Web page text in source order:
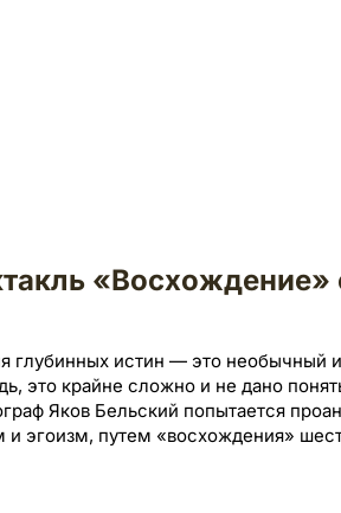
«Восхождение»
глубинных истин — это необычный
это крайне сложно и не дано
Яков Бельский попытается
и эгоизм, путем «восхождения»